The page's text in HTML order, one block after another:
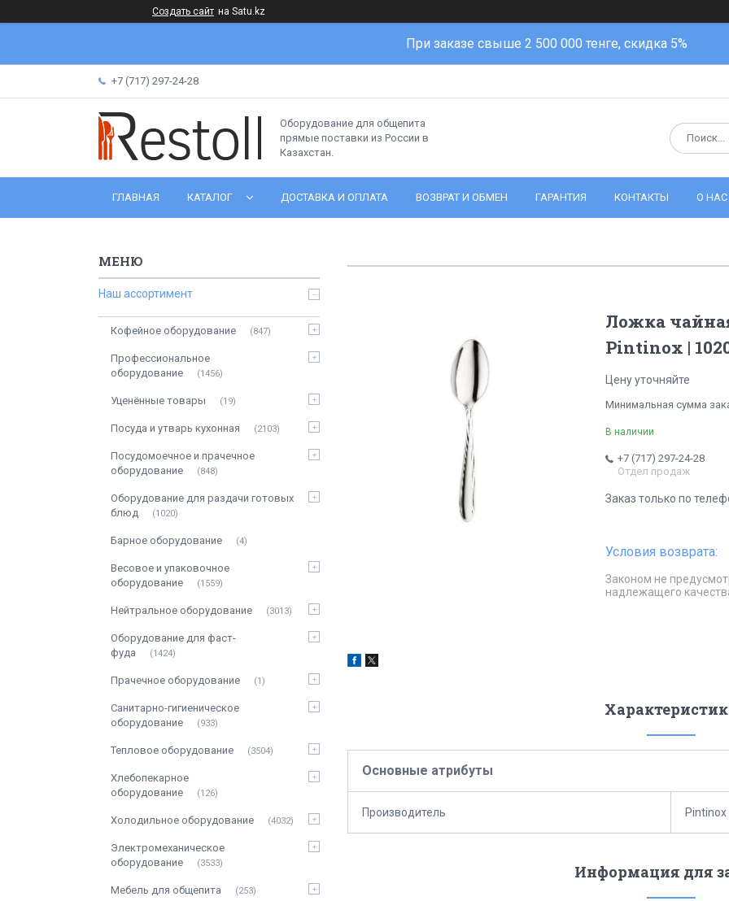
Создать сайт на Satu.kz
При заказе свыше 2 500 000 тенге, скидка 5%
+7 (717) 297-24-28
Оборудование для общепита
прямые поставки из России в
Казахстан.
ГЛАВНАЯ КАТАЛОГ ДОСТАВКА И ОПЛАТА ВОЗВРАТ И ОБМЕН ГАРАНТИЯ КОНТАКТЫ О НАС
Ложка
Pintinox |
Цену уточняйте
Минимальная сумма
В наличии
+7 (717) 297-24-28
Отдел продаж
Заказ только по
Законом не
надлежащего
Основные атрибуты
Производитель Pintinox
Информация для
Наш ассортимент
Кофейное оборудование 847
Профессиональное
оборудование
1456
Уценённые товары 19
Посуда и утварь кухонная 2103
Посудомоечное и прачечное
оборудование
848
Оборудование для раздачи готовых
блюд
1020
Барное оборудование 4
Весовое и упаковочное
оборудование
1559
Нейтральное оборудование 3013
Оборудование для фаст-
фуда
1424
Прачечное оборудование 1
Санитарно-гигиеническое
оборудование
933
Тепловое оборудование 3504
Хлебопекарное
оборудование
126
Холодильное оборудование 4032
Электромеханическое
оборудование
3533
Мебель для общепита 253